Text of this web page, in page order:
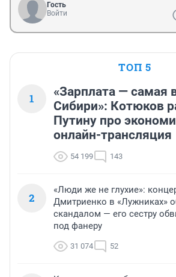
Гость
Войти
ТОП 5
1
«Зарплата — самая
Сибири»: Котюков
Путину про
онлайн-трансляция
54 199 143
2
«Люди же не глухие»:
Дмитриенко в «Лужниках»
скандалом — его сестру
под фанеру
31 074 52